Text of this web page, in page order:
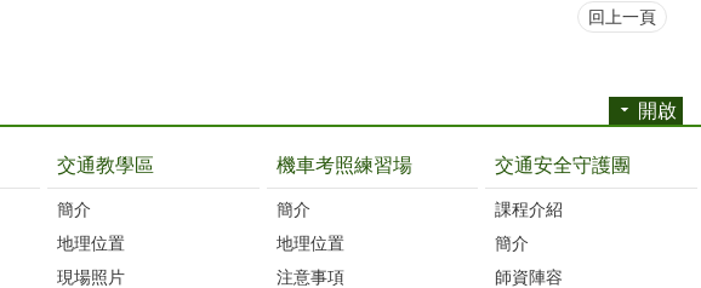
回上一頁
開啟
交通教學區
簡介
地理位置
現場照片
機車考照練習場
簡介
地理位置
注意事項
交通安全守護團
課程介紹
簡介
師資陣容